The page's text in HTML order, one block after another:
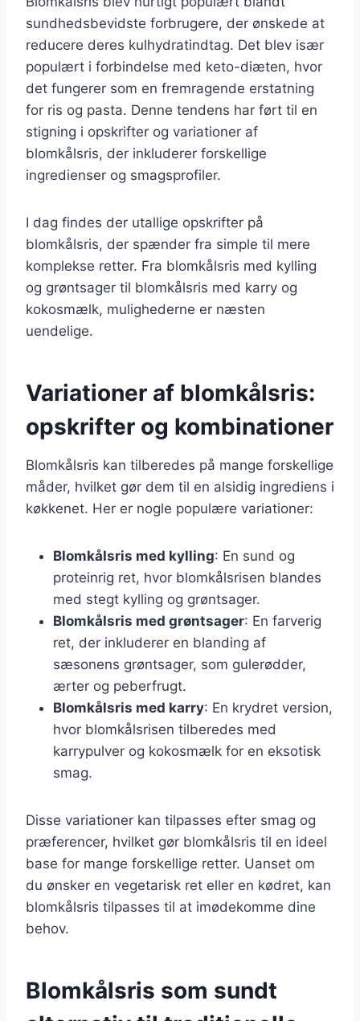
sundhedsbevidste forbrugere, der ønskede at
reducere deres kulhydratindtag. Det blev især
populært i forbindelse med keto-diæten, hvor
det fungerer som en fremragende erstatning
for ris og pasta. Denne tendens har ført til en
stigning i opskrifter og variationer af
blomkålsris, der inkluderer forskellige
ingredienser og smagsprofiler.
I dag findes der utallige opskrifter på
blomkålsris, der spænder fra simple til mere
komplekse retter. Fra blomkålsris med kylling
og grøntsager til blomkålsris med karry og
kokosmælk, mulighederne er næsten
uendelige.
Variationer af blomkålsris:
opskrifter og kombinationer
Blomkålsris kan tilberedes på mange forskellige
måder, hvilket gør dem til en alsidig ingrediens i
køkkenet. Her er nogle populære variationer:
Blomkålsris med kylling: En sund og
proteinrig ret, hvor blomkålsrisen blandes
med stegt kylling og grøntsager.
Blomkålsris med grøntsager: En farverig
ret, der inkluderer en blanding af
sæsonens grøntsager, som gulerødder,
ærter og peberfrugt.
Blomkålsris med karry: En krydret version,
hvor blomkålsrisen tilberedes med
karrypulver og kokosmælk for en eksotisk
smag.
Disse variationer kan tilpasses efter smag og
præferencer, hvilket gør blomkålsris til en ideel
base for mange forskellige retter. Uanset om
du ønsker en vegetarisk ret eller en kødret, kan
blomkålsris tilpasses til at imødekomme dine
behov.
Blomkålsris som sundt